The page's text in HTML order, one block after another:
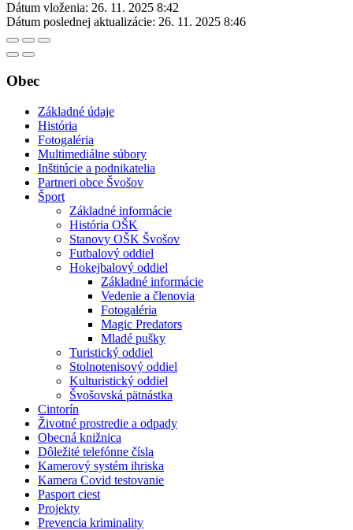
Dátum vloženia: 26. 11. 2025 8:42
Dátum poslednej aktualizácie: 26. 11. 2025 8:46
Obec
Základné údaje
História
Fotogaléria
Multimediálne súbory
Inštitúcie a podnikatelia
Partneri obce Švošov
Šport
Základné informácie
História OŠK
Stanovy OŠK Švošov
Futbalový oddiel
Hokejbalový oddiel
Základné informácie
Vedenie a členovia
Fotogaléria
Magic Predators
Mladé pušky
Turistický oddiel
Stolnotenisový oddiel
Kulturistický oddiel
Švošovská pätnástka
Cintorín
Životné prostredie a odpady
Obecná knižnica
Dôležité telefónne čísla
Kamerový systém ihriska
Kamera Covid testovanie
Pasport ciest
Projekty
Prevencia kriminality